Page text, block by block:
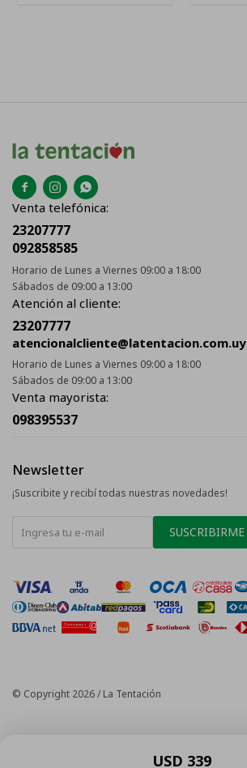
USD 339
  
Venta telefónica:
23207777
092858585
Horario de Lunes a Viernes 09:00 a 18:00
Sábados de 09:00 a 13:00
Atención al cliente:
23207777
atencionalcliente@latentacion.com.uy
Horario de Lunes a Viernes 09:00 a 18:00
Sábados de 09:00 a 13:00
Venta mayorista:
098395537
Newsletter
¡Suscribite y recibí todas nuestras novedades!
SUSCRIBIRME
© Copyright 2026 / La Tentación